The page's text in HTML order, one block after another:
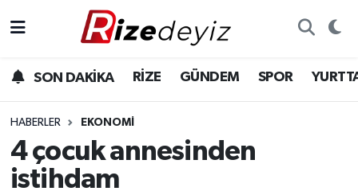
SON DAKİKA RİZE GÜNDEM SPOR
HABERLER EKONOMI
4 çocuk annesinden
istihdam
Gündem
Yurttan Haberler
Ekonomi
Rize Hava Durumu
Rize Trafik Yoğunluk Haritası
Süper Lig Puan Durumu ve Fikstür